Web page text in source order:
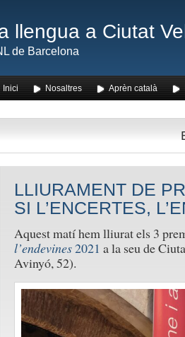
llengua a Ciutat
de Barcelona
Inici Nosaltres Aprèn català
LLIURAMENT DE
SI L’ENCERTES,
Aquest matí hem lliurat els 3
l’endevines2021 a la seu de
Avinyó, 52).